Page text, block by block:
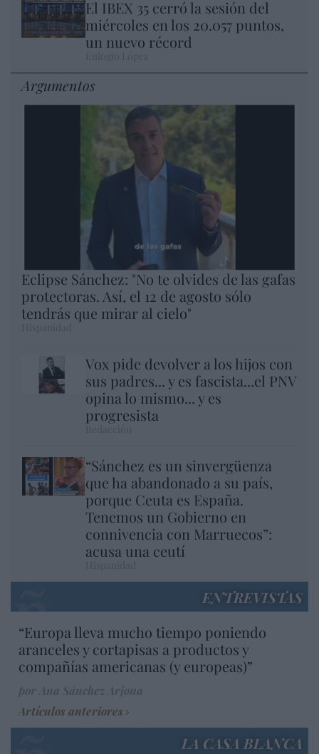
El IBEX 35 cerró la sesión del
miércoles en los 20.057 puntos,
un nuevo récord
Argumentos
Eclipse Sánchez: "No te olvides de las gafas
protectoras. Así, el 12 de agosto sólo
tendrás que mirar al cielo"
Vox pide devolver a los hijos con
sus padres... y es fascista...el PNV
opina lo mismo... y es
progresista
“Sánchez es un sinvergüenza
que ha abandonado a su país,
porque Ceuta es España.
Tenemos un Gobierno en
connivencia con Marruecos”:
acusa una ceutí
ENTREVISTAS
“Europa lleva mucho tiempo poniendo
aranceles y cortapisas a productos y
compañías americanas (y europeas)”
Artículos anteriores
LA CASA BLANCA